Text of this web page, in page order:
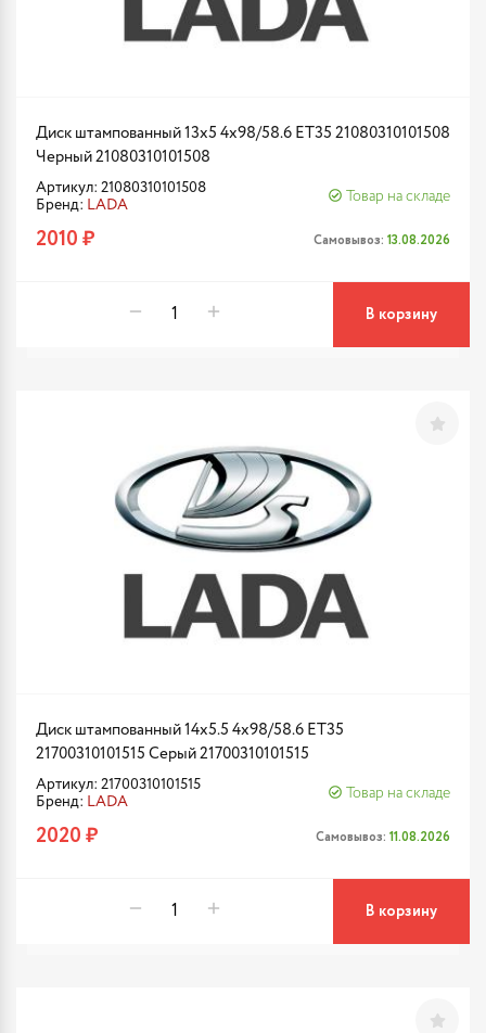
Диск штампованный 13x5 4x98/58.6 ET35 21080310101508
Черный 21080310101508
Артикул: 21080310101508
Бренд: LADA
Товар на складе
2010 ₽ Самовывоз: 13.08.2026
В корзину
Диск штампованный 14x5.5 4x98/58.6 ET35
21700310101515 Серый 21700310101515
Артикул: 21700310101515
Бренд: LADA
Товар на складе
2020 ₽ Самовывоз: 11.08.2026
В корзину